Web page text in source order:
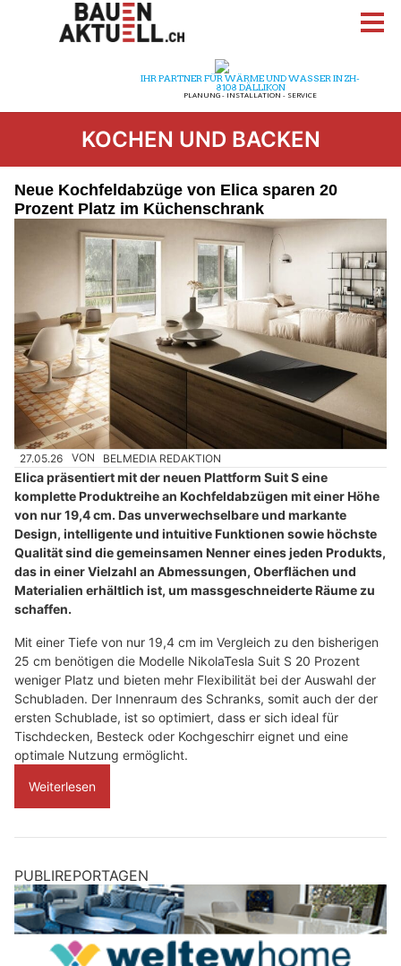
KOCHEN UND BACKEN
Neue Kochfeldabzüge von Elica sparen 20
Prozent Platz im Küchenschrank
27.05.26 VON BELMEDIA REDAKTION
Elica präsentiert mit der neuen Plattform Suit S eine
komplette Produktreihe an Kochfeldabzügen mit einer Höhe
von nur 19,4 cm. Das unverwechselbare und markante
Design, intelligente und intuitive Funktionen sowie höchste
Qualität sind die gemeinsamen Nenner eines jeden Produkts,
das in einer Vielzahl an Abmessungen, Oberflächen und
Materialien erhältlich ist, um massgeschneiderte Räume zu
schaffen.
Mit einer Tiefe von nur 19,4 cm im Vergleich zu den bisherigen
25 cm benötigen die Modelle NikolaTesla Suit S 20 Prozent
weniger Platz und bieten mehr Flexibilität bei der Auswahl der
Schubladen. Der Innenraum des Schranks, somit auch der der
ersten Schublade, ist so optimiert, dass er sich ideal für
Tischdecken, Besteck oder Kochgeschirr eignet und eine
optimale Nutzung ermöglicht.
Weiterlesen
PUBLIREPORTAGEN